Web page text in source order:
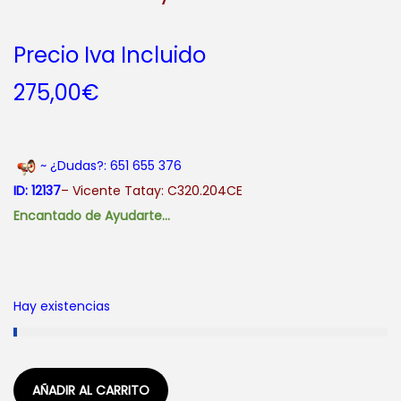
Precio Iva Incluido
275,00€
~ ¿Dudas?: 651 655 376
ID: 12137– Vicente Tatay: C320.204CE
Encantado de Ayudarte…
Hay existencias
AÑADIR AL CARRITO